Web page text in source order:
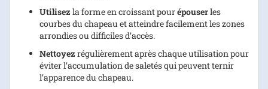
Utilisez la forme en croissant pourépouserles
courbes du chapeau et atteindre facilement les zones
arrondies ou difficiles d’accès.
Nettoyez régulièrement après chaque utilisation pour
éviter l’accumulation de saletés qui peuvent ternir
l’apparence du chapeau.